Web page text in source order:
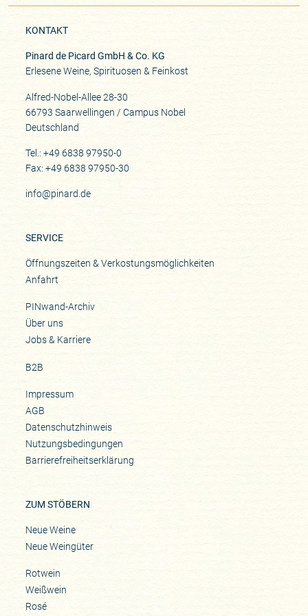
KONTAKT
Pinard de Picard GmbH & Co. KG
Erlesene Weine, Spirituosen & Feinkost
Alfred-Nobel-Allee 28-30
66793 Saarwellingen / Campus Nobel
Deutschland
Tel.: +49 6838 97950-0
Fax: +49 6838 97950-30
info@pinard.de
SERVICE
Öffnungszeiten & Verkostungsmöglichkeiten
Anfahrt
PINwand-Archiv
Über uns
Jobs & Karriere
B2B
Impressum
AGB
Datenschutzhinweis
Nutzungsbedingungen
Barrierefreiheitserklärung
ZUM STÖBERN
Neue Weine
Neue Weingüter
Rotwein
Weißwein
Rosé